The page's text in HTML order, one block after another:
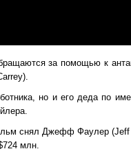
за помощью к
но и его деда по
снял Джефф Фаулер
млн.